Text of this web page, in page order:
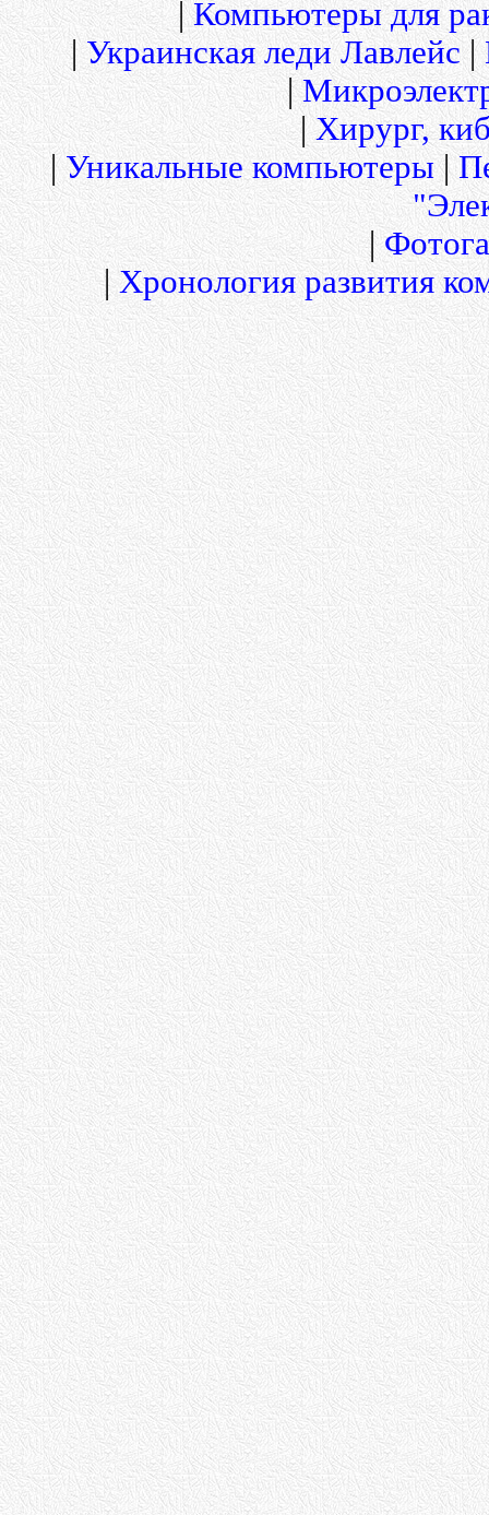
|Компьютеры для
| Украинская леди Лавлейс|
|
|Хирург,
|Уникальные компьютеры|
|
|Хронология развития